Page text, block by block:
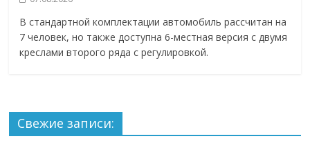
В стандартной комплектации автомобиль рассчитан на
7 человек, но также доступна 6-местная версия с двумя
креслами второго ряда с регулировкой.
Свежие записи: